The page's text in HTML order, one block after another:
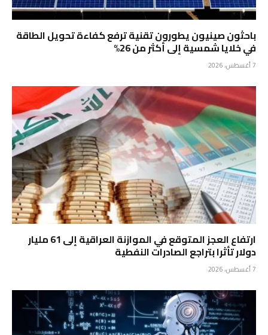
باحثون صينيون يطورون تقنية ترفع كفاءة تحويل الطاقة
في خلايا شمسية إلى أكثر من 26%
7 أغسطس، 2026
ارتفاع العجز المتوقع في الموازنة العراقية إلى 61 مليار
دولار تأثرا بتراجع الصادرات النفطية
7 أغسطس، 2026